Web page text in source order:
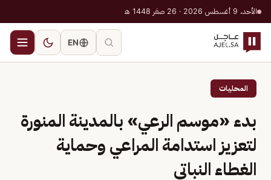
الأحد، 9 أغسطس 2026 · 26 صفر 1448 هـ
EN
المحليات
بدء «موسم الرعي» بالمدينة المنورة
لتعزيز استدامة المراعي وحماية
الغطاء النباتي